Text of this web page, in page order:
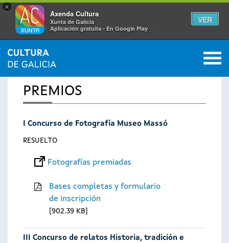
×
Axenda Cultura
Xunta de Galicia
Aplicación gratuíta - En Google Play
VER
Se
encuentra
usted
INICIO 0
PREMIOS
I Concurso de Fotografía Museo Massó
RESUELTO
Fotografías premiadas
Bases completas y formulario
de inscripción
902.39 KB
III Concurso de relatos Historia, tradición e